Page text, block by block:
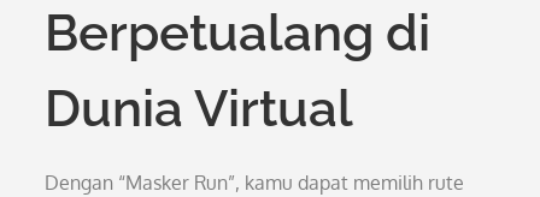
Berpetualang di
Dunia Virtual
Dengan “Masker Run”, kamu dapat memilih rute